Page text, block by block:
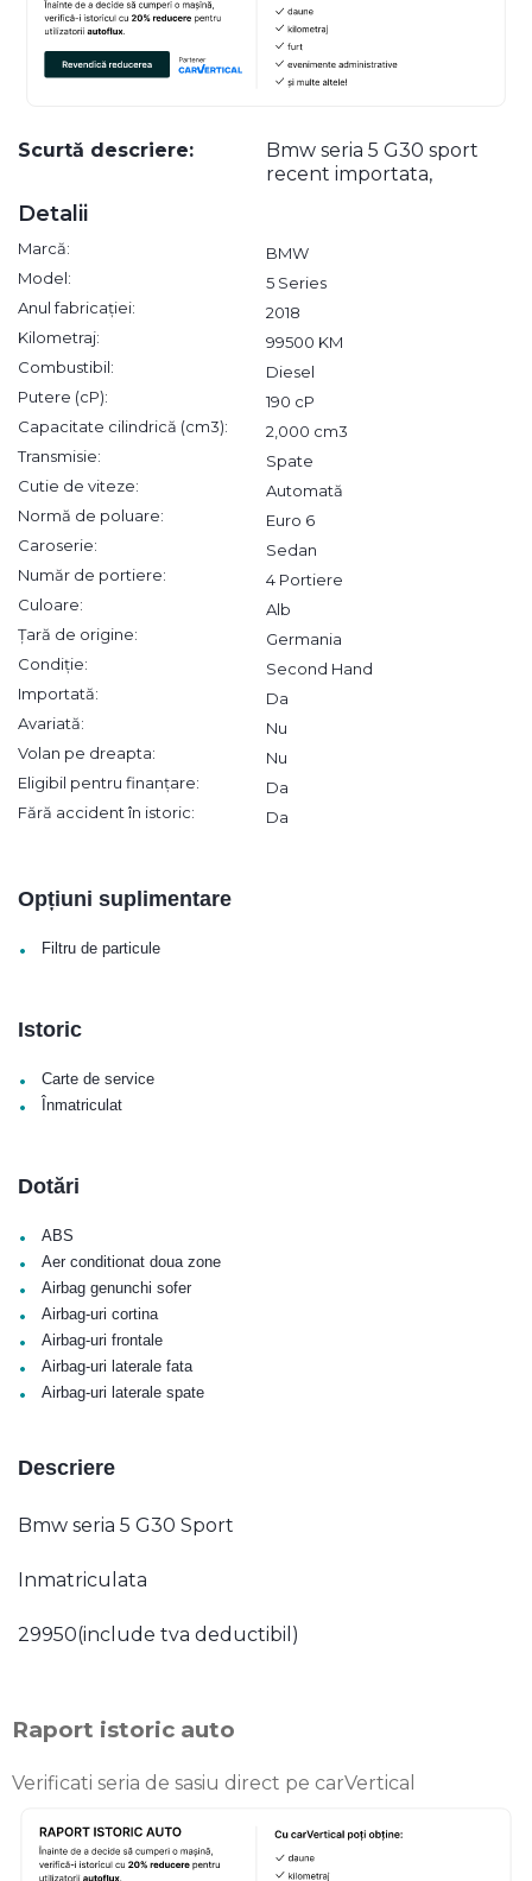
Scurtă descriere:
Bmw seria 5 G30 sport
recent importata,
Detalii
Marcă:
BMW
Model:
5 Series
Anul fabricației:
2018
Kilometraj:
99500 KM
Combustibil:
Diesel
Putere (cP):
190 cP
Capacitate cilindrică (cm3):
2,000 cm3
Transmisie:
Spate
Cutie de viteze:
Automată
Normă de poluare:
Euro 6
Caroserie:
Sedan
Număr de portiere:
4 Portiere
Culoare:
Alb
Țară de origine:
Germania
Condiție:
Second Hand
Importată:
Da
Avariată:
Nu
Volan pe dreapta:
Nu
Eligibil pentru finanțare:
Da
Fără accident în istoric:
Da
Opțiuni suplimentare
• Filtru de particule
Istoric
• Carte de service
• Înmatriculat
Dotări
• ABS
• Aer conditionat doua zone
• Airbag genunchi sofer
• Airbag-uri cortina
• Airbag-uri frontale
• Airbag-uri laterale fata
• Airbag-uri laterale spate
Descriere
Bmw seria 5 G30 Sport
Inmatriculata
29950(include tva deductibil)
Raport istoric auto
Verificati seria de sasiu direct pe carVertical